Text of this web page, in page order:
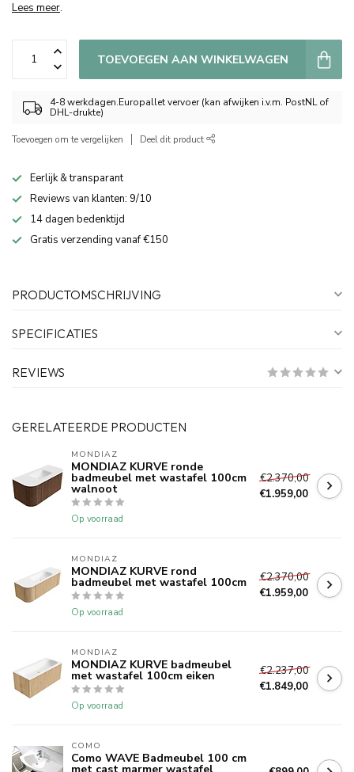
Lees meer.
TOEVOEGEN AAN WINKELWAGEN
4-8 werkdagen.Europallet vervoer (kan afwijken i.v.m. PostNL of
DHL-drukte)
Toevoegen om te vergelijken Deel dit product
Eerlijk & transparant
Reviews van klanten: 9/10
14 dagen bedenktijd
Gratis verzending vanaf €150
PRODUCTOMSCHRIJVING
SPECIFICATIES
REVIEWS
GERELATEERDE PRODUCTEN
MONDIAZ
MONDIAZ KURVE ronde
badmeubel met wastafel 100cm
walnoot
Op voorraad
€2.370,00
€1.959,00
MONDIAZ
MONDIAZ KURVE rond
badmeubel met wastafel 100cm
Op voorraad
€2.370,00
€1.959,00
MONDIAZ
MONDIAZ KURVE badmeubel
met wastafel 100cm eiken
Op voorraad
€2.237,00
€1.849,00
COMO
Como WAVE Badmeubel 100 cm